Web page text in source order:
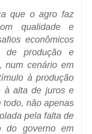
que o agro faz
qualidade e
econômicos
de produção e
num cenário em
à produção
à alta de juros e
todo, não apenas
pela falta de
do governo em